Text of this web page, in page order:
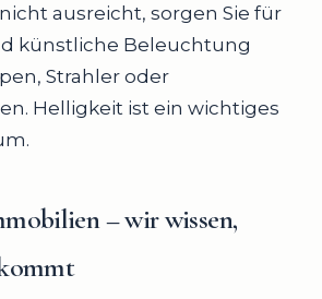
ausreicht, sorgen Sie für
künstliche Beleuchtung
Strahler oder
Helligkeit ist ein wichtiges
– wir wissen,